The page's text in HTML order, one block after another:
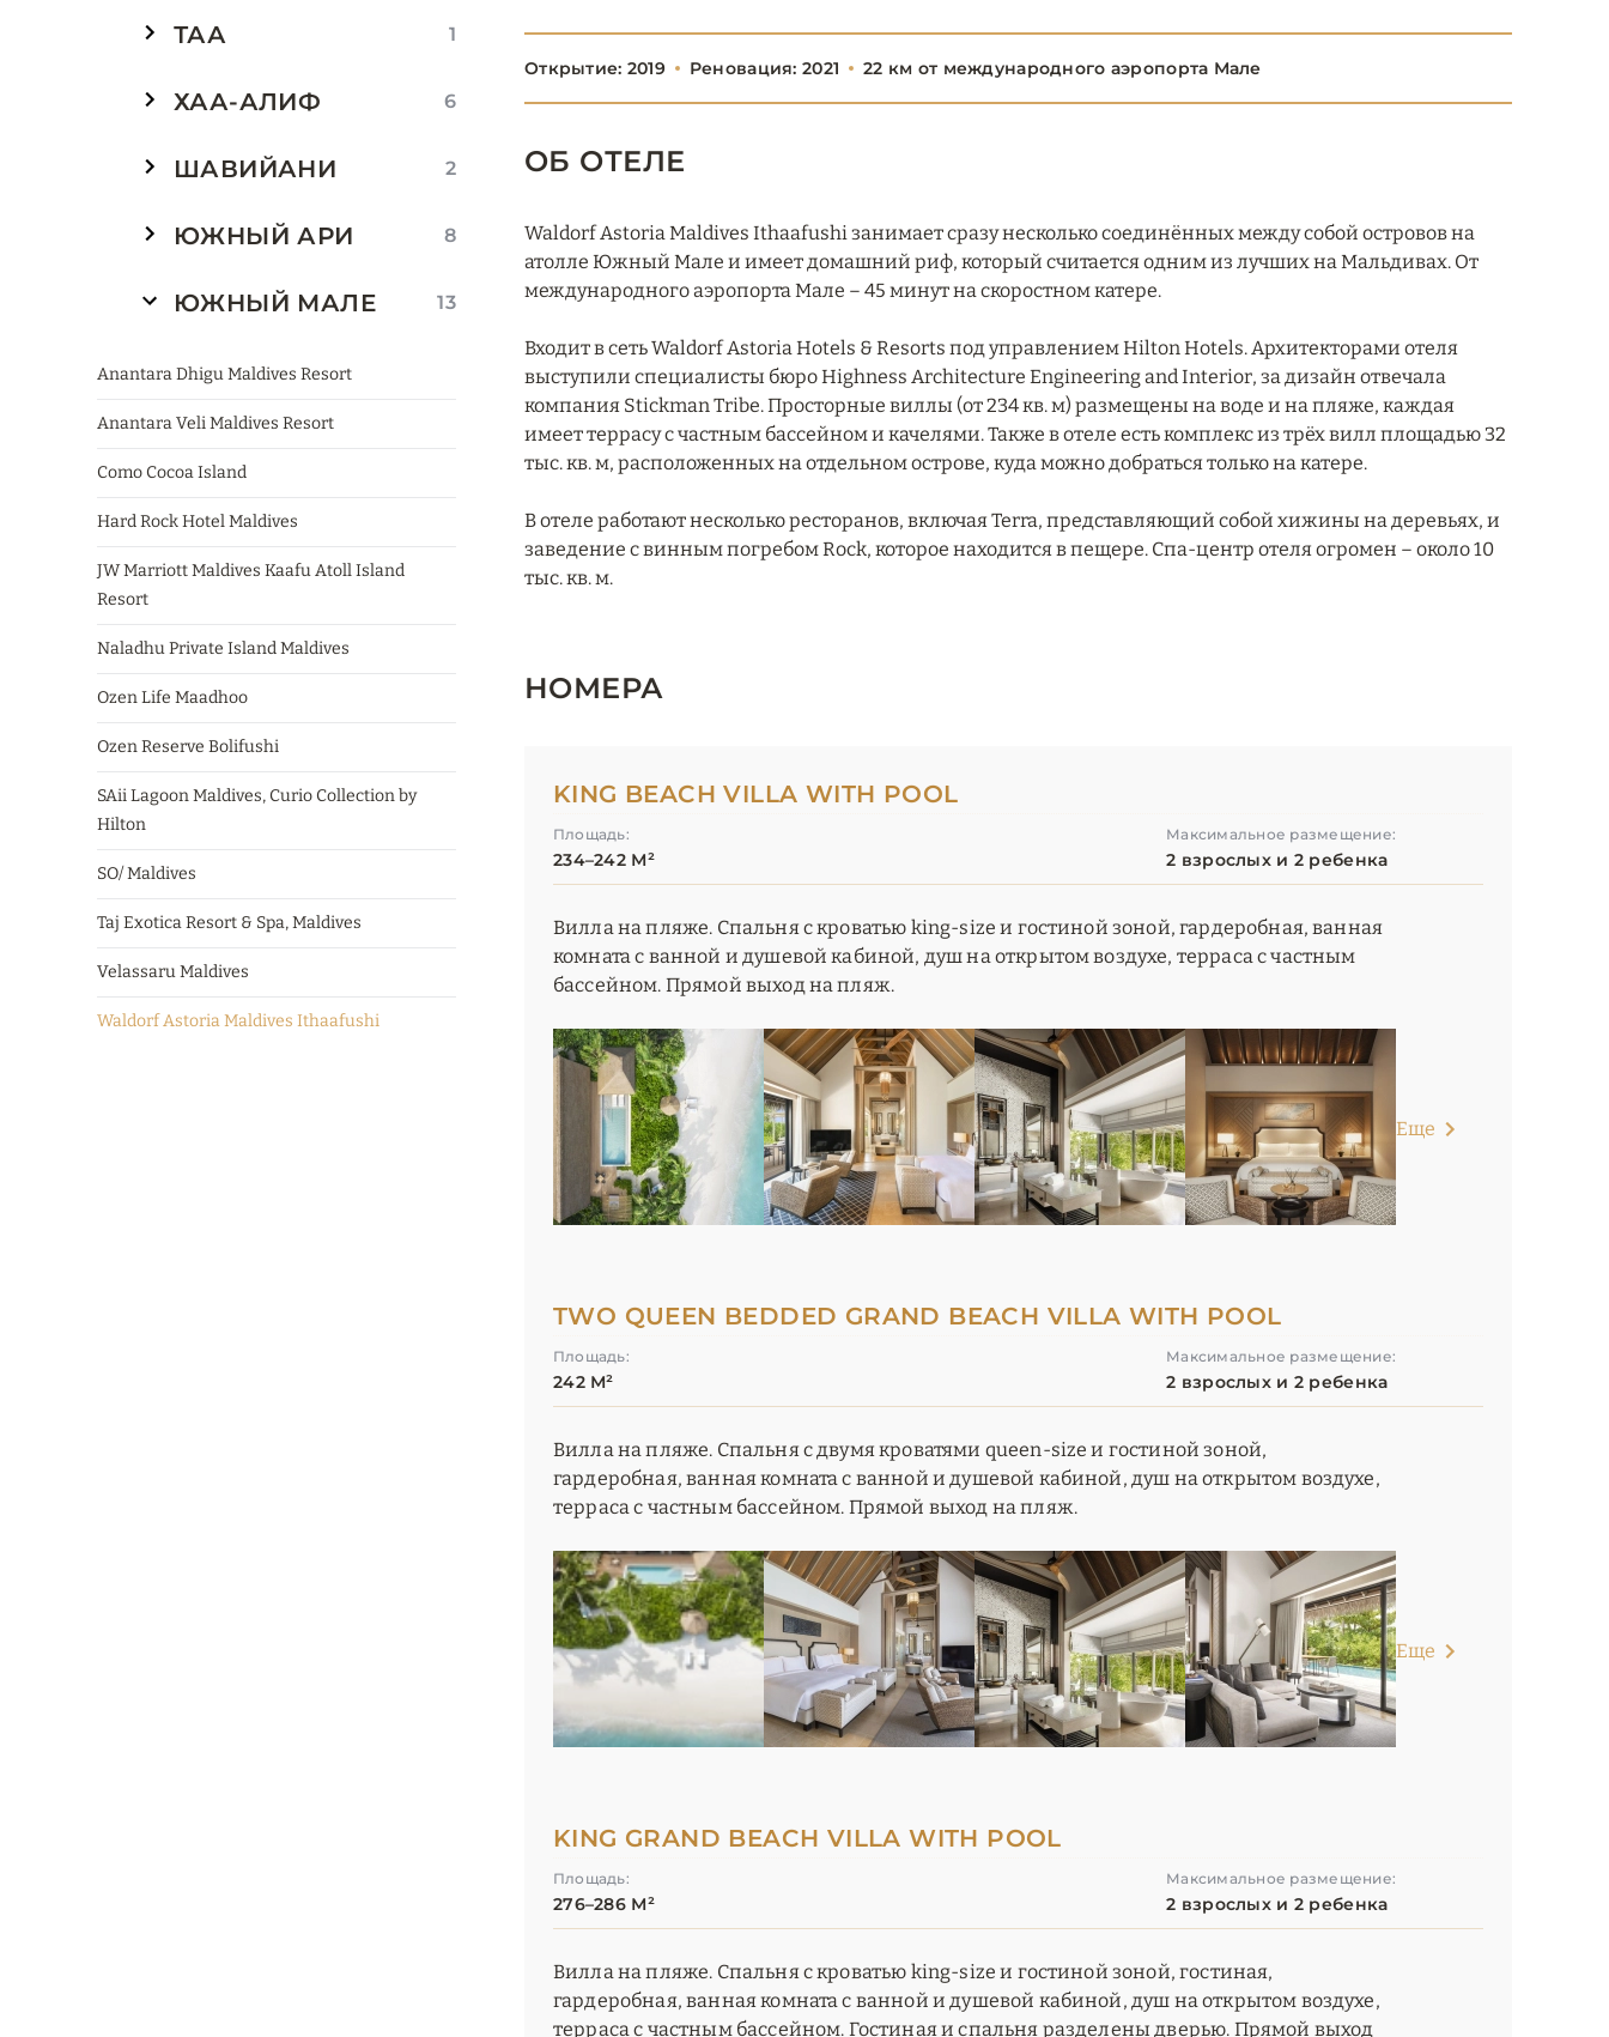
ТАА 1
ХАА-АЛИФ 6
ШАВИЙАНИ 2
ЮЖНЫЙ АРИ 8
ЮЖНЫЙ МАЛЕ 13
Anantara Dhigu Maldives Resort
Anantara Veli Maldives Resort
Como Cocoa Island
Hard Rock Hotel Maldives
JW Marriott Maldives Kaafu Atoll Island
Resort
Naladhu Private Island Maldives
Ozen Life Maadhoo
Ozen Reserve Bolifushi
SAii Lagoon Maldives, Curio Collection by
Hilton
SO/ Maldives
Taj Exotica Resort & Spa, Maldives
Velassaru Maldives
Waldorf Astoria Maldives Ithaafushi
Открытие: 2019 Реновация: 2021 22 км от международного аэропорта Мале
ОБ ОТЕЛЕ
Waldorf Astoria Maldives Ithaafushi занимает сразу несколько соединённых между собой островов на
атолле Южный Мале и имеет домашний риф, который считается одним из лучших на Мальдивах. От
международного аэропорта Мале – 45 минут на скоростном катере.
Входит в сеть Waldorf Astoria Hotels & Resorts под управлением Hilton Hotels. Архитекторами отеля
выступили специалисты бюро Highness Architecture Engineering and Interior, за дизайн отвечала
компания Stickman Tribe. Просторные виллы (от 234 кв. м) размещены на воде и на пляже, каждая
имеет террасу с частным бассейном и качелями. Также в отеле есть комплекс из трёх вилл площадью 32
тыс. кв. м, расположенных на отдельном острове, куда можно добраться только на катере.
В отеле работают несколько ресторанов, включая Terra, представляющий собой хижины на деревьях, и
заведение с винным погребом Rock, которое находится в пещере. Спа-центр отеля огромен – около 10
тыс. кв. м.
НОМЕРА
KING BEACH VILLA WITH POOL
Площадь:
234–242 М²
Максимальное размещение:
2 взрослых и 2 ребенка
Вилла на пляже. Спальня с кроватью king-size и гостиной зоной, гардеробная, ванная
комната с ванной и душевой кабиной, душ на открытом воздухе, терраса с частным
бассейном. Прямой выход на пляж.
Еще
TWO QUEEN BEDDED GRAND BEACH VILLA WITH POOL
Площадь:
242 М²
Максимальное размещение:
2 взрослых и 2 ребенка
Вилла на пляже. Спальня с двумя кроватями queen-size и гостиной зоной,
гардеробная, ванная комната с ванной и душевой кабиной, душ на открытом воздухе,
терраса с частным бассейном. Прямой выход на пляж.
Еще
KING GRAND BEACH VILLA WITH POOL
Площадь:
276–286 М²
Максимальное размещение:
2 взрослых и 2 ребенка
Вилла на пляже. Спальня с кроватью king-size и гостиной зоной, гостиная,
гардеробная, ванная комната с ванной и душевой кабиной, душ на открытом воздухе,
терраса с частным бассейном. Гостиная и спальня разделены дверью. Прямой выход